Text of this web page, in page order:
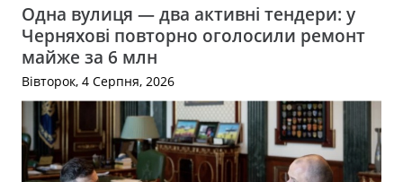
Одна вулиця — два активні тендери: у
Черняхові повторно оголосили ремонт
майже за 6 млн
Вівторок, 4 Серпня, 2026